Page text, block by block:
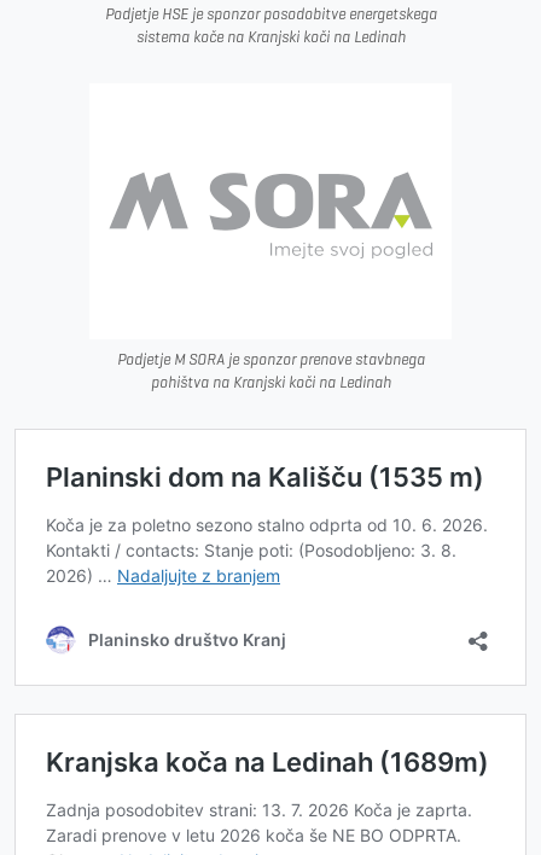
Podjetje HSE je sponzor posodobitve energetskega
sistema koče na Kranjski koči na Ledinah
Podjetje M SORA je sponzor prenove stavbnega
pohištva na Kranjski koči na Ledinah